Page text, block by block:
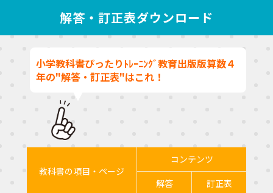
解答・訂正表ダウンロード
小学教科書ぴったりﾄﾚｰﾆﾝｸﾞ教育出版版算数４
年の"解答・訂正表"はこれ！
教科書の項目・ページ
コンテンツ
解答
訂正表